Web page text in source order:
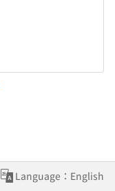
Language：English